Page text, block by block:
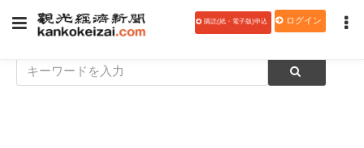
購読(紙・電子版)申込 ログイン